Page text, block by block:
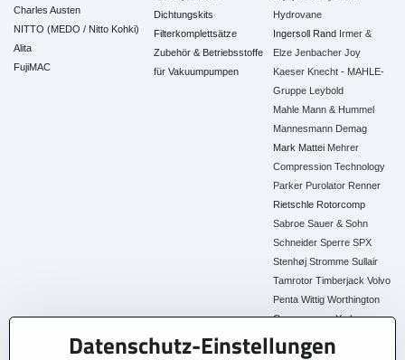
Charles Austen
NITTO (MEDO / Nitto Kohki)
Alita
FujiMAC
Dichtungskits
Filterkomplettsätze
Zubehör & Betriebsstoffe
für Vakuumpumpen
Hydrovane
Ingersoll Rand Irmer &
Elze Jenbacher Joy
Kaeser Knecht - MAHLE-
Gruppe Leybold
Mahle Mann & Hummel
Mannesmann Demag
Mark Mattei Mehrer
Compression Technology
Parker Purolator Renner
Rietschle Rotorcomp
Sabroe Sauer & Sohn
Schneider Sperre SPX
Stenhøj Stromme Sullair
Tamrotor Timberjack Volvo
Penta Wittig Worthington
Creyssensac York
Alle Ersatzteile
Datenschutz-Einstellungen